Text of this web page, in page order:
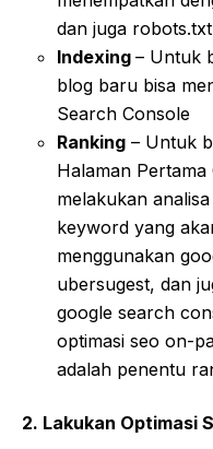
dan juga
Indexing – Untuk
blog baru bisa
Search Console
Ranking – Untuk
Halaman
melakukan
keyword yang
menggunakan
ubersugest, dan
google search
optimasi seo on-
adalah penentu
2. Lakukan Optimasi